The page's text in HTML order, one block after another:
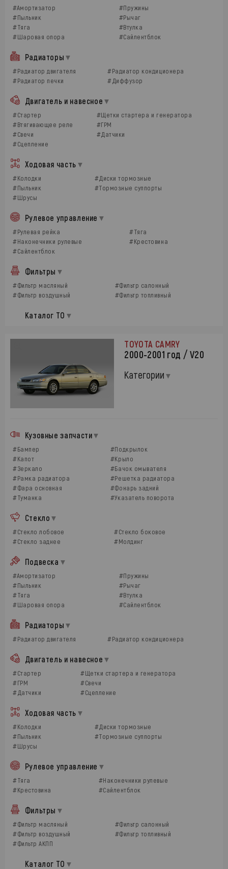
#Амортизатор
#Пружины
#Пыльник
#Рычаг
#Тяга
#Втулка
#Шаровая опора
#Сайлентблок
Радиаторы
#Радиатор двигателя
#Радиатор кондиционера
#Радиатор печки
#Диффузор
Двигатель и навесное
#Стартер
#Щетки стартера и генератора
#Втягивающее реле
#ГРМ
#Свечи
#Датчики
#Сцепление
Ходовая часть
#Колодки
#Диски тормозные
#Пыльник
#Тормозные суппорты
#Шрусы
Рулевое управление
#Рулевая рейка
#Тяга
#Наконечники рулевые
#Крестовина
#Сайлентблок
Фильтры
#Фильтр масляный
#Фильтр салонный
#Фильтр воздушный
#Фильтр топливный
Каталог ТО
TOYOTA CAMRY
2000-2001 год / V20
Категории
Кузовные запчасти
#Бампер
#Подкрылок
#Капот
#Крыло
#Зеркало
#Бачок омывателя
#Рамка радиатора
#Решетка радиатора
#Фара основная
#Фонарь задний
#Туманка
#Указатель поворота
Стекло
#Стекло лобовое
#Стекло боковое
#Стекло заднее
#Молдинг
Подвеска
#Амортизатор
#Пружины
#Пыльник
#Рычаг
#Тяга
#Втулка
#Шаровая опора
#Сайлентблок
Радиаторы
#Радиатор двигателя #Радиатор кондиционера
Двигатель и навесное
#Стартер
#Щетки стартера и генератора
#ГРМ
#Свечи
#Датчики
#Сцепление
Ходовая часть
#Колодки
#Диски тормозные
#Пыльник
#Тормозные суппорты
#Шрусы
Рулевое управление
#Тяга
#Наконечники рулевые
#Крестовина
#Сайлентблок
Фильтры
#Фильтр масляный
#Фильтр салонный
#Фильтр воздушный
#Фильтр топливный
#Фильтр АКПП
Каталог ТО